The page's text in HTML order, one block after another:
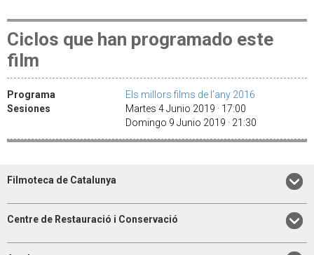
Ciclos que han programado este
film
Programa
Els millors films de l’any 2016
Sesiones
Martes 4 Junio 2019 · 17:00
Domingo 9 Junio 2019 · 21:30
Filmoteca de Catalunya
Centre de Restauració i Conservació